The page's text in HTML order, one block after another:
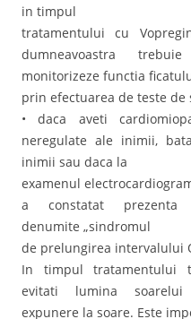
in timpul
tratamentului cu
dumneavoastra
monitorizeze functia
prin efectuarea de teste de
• daca aveti
neregulate ale inimii,
inimii sau daca la
examenul
a constatat prezenta
denumite „sindromul
de prelungirea intervalului
In timpul tratamentului
evitati lumina
expunere la soare. Este